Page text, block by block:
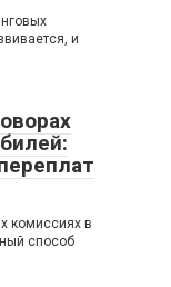
и
комиссиях в
способ